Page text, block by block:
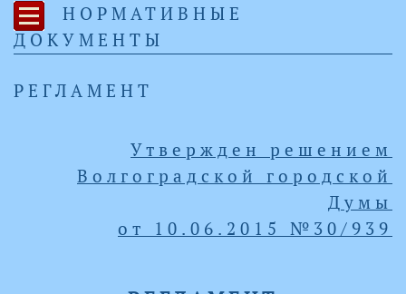
НОРМАТИВНЫЕ
ДОКУМЕНТЫ
РЕГЛАМЕНТ
Утвержден решением
Волгоградской городской
Думы
от 10.06.2015 № 30/939